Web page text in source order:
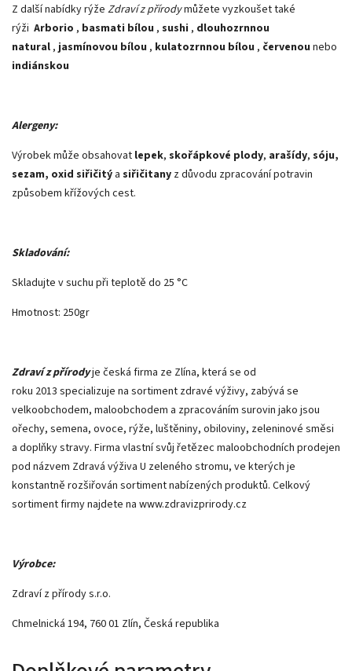
Z další nabídky rýže Zdraví z přírodymůžete vyzkoušet také
rýži Arborio , basmati bílou , sushi , dlouhozrnnou
natural , jasmínovou bílou , kulatozrnnou bílou , červenou nebo
indiánskou
Alergeny:
Výrobek může obsahovat lepek, skořápkové plody, arašídy, sóju,
sezam, oxid siřičitý a siřičitany z důvodu zpracování potravin
způsobem křížových cest.
Skladování:
Skladujte v suchu při teplotě do 25 °C
Hmotnost: 250gr
Zdraví z přírodyje česká firma ze Zlína, která se od
roku 2013 specializuje na sortiment zdravé výživy, zabývá se
velkoobchodem, maloobchodem a zpracováním surovin jako jsou
ořechy, semena, ovoce, rýže, luštěniny, obiloviny, zeleninové směsi
a doplňky stravy. Firma vlastní svůj řetězec maloobchodních prodejen
pod názvem Zdravá výživa U zeleného stromu, ve kterých je
konstantně rozšiřován sortiment nabízených produktů. Celkový
sortiment firmy najdete na www.zdravizprirody.cz
Výrobce:
Zdraví z přírody s.r.o.
Chmelnická 194, 760 01 Zlín, Česká republika